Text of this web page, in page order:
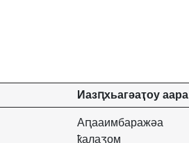
Иазԥхьагәаҭоу аара
Аԥааимбаражәа
ҟалаӡом